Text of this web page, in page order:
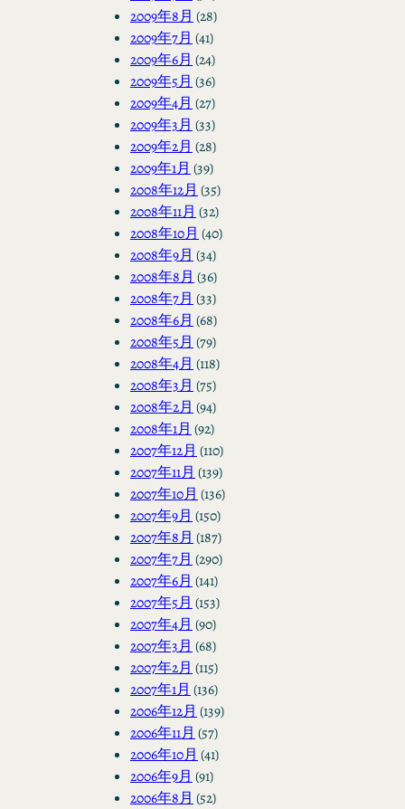
2009年8月 (28)
2009年7月 (41)
2009年6月 (24)
2009年5月 (36)
2009年4月 (27)
2009年3月 (33)
2009年2月 (28)
2009年1月 (39)
2008年12月 (35)
2008年11月 (32)
2008年10月 (40)
2008年9月 (34)
2008年8月 (36)
2008年7月 (33)
2008年6月 (68)
2008年5月 (79)
2008年4月 (118)
2008年3月 (75)
2008年2月 (94)
2008年1月 (92)
2007年12月 (110)
2007年11月 (139)
2007年10月 (136)
2007年9月 (150)
2007年8月 (187)
2007年7月 (290)
2007年6月 (141)
2007年5月 (153)
2007年4月 (90)
2007年3月 (68)
2007年2月 (115)
2007年1月 (136)
2006年12月 (139)
2006年11月 (57)
2006年10月 (41)
2006年9月 (91)
2006年8月 (52)